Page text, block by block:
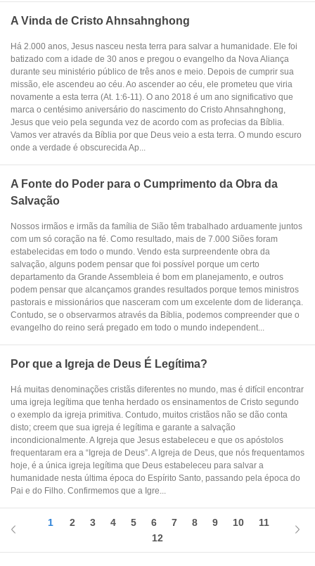
A Vinda de Cristo Ahnsahnghong
Há 2.000 anos, Jesus nasceu nesta terra para salvar a humanidade. Ele foi
batizado com a idade de 30 anos e pregou o evangelho da Nova Aliança
durante seu ministério público de três anos e meio. Depois de cumprir sua
missão, ele ascendeu ao céu. Ao ascender ao céu, ele prometeu que viria
novamente a esta terra (At. 1:6-11). O ano 2018 é um ano significativo que
marca o centésimo aniversário do nascimento do Cristo Ahnsahnghong,
Jesus que veio pela segunda vez de acordo com as profecias da Bíblia.
Vamos ver através da Bíblia por que Deus veio a esta terra. O mundo escuro
onde a verdade é obscurecida Ap...
A Fonte do Poder para o Cumprimento da Obra da
Salvação
Nossos irmãos e irmãs da família de Sião têm trabalhado arduamente juntos
com um só coração na fé. Como resultado, mais de 7.000 Siões foram
estabelecidas em todo o mundo. Vendo esta surpreendente obra da
salvação, alguns podem pensar que foi possível porque um certo
departamento da Grande Assembleia é bom em planejamento, e outros
podem pensar que alcançamos grandes resultados porque temos ministros
pastorais e missionários que nasceram com um excelente dom de liderança.
Contudo, se o observarmos através da Bíblia, podemos compreender que o
evangelho do reino será pregado em todo o mundo independent...
Por que a Igreja de Deus É Legítima?
Há muitas denominações cristãs diferentes no mundo, mas é difícil encontrar
uma igreja legítima que tenha herdado os ensinamentos de Cristo segundo
o exemplo da igreja primitiva. Contudo, muitos cristãos não se dão conta
disto; creem que sua igreja é legítima e garante a salvação
incondicionalmente. A Igreja que Jesus estabeleceu e que os apóstolos
frequentaram era a “Igreja de Deus”. A Igreja de Deus, que nós frequentamos
hoje, é a única igreja legítima que Deus estabeleceu para salvar a
humanidade nesta última época do Espírito Santo, passando pela época do
Pai e do Filho. Confirmemos que a Igre...
1 2 3 4 5 6 7 8 9 10
11
12